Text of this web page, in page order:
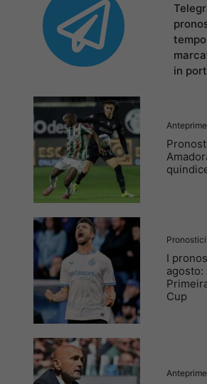
in
Anteprime
Pronostici
I
agosto:
Cup
Anteprime